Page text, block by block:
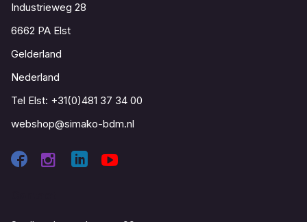
Industrieweg 28
6662 PA Elst
Gelderland
Nederland
Tel Elst: +31(0)481 37 34 00
webshop@simako-bdm.nl